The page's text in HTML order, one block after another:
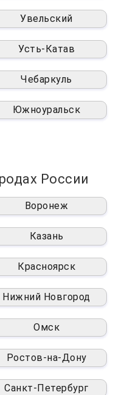
Увельский
Усть-Катав
Чебаркуль
Южноуральск
России
Воронеж
Казань
Красноярск
Нижний Новгород
Омск
Ростов-на-Дону
Санкт-Петербург